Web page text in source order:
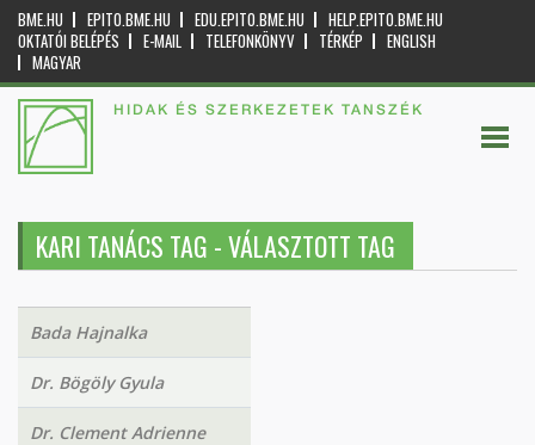
BME.HU EPITO.BME.HU EDU.EPITO.BME.HU
HELP.EPITO.BME.HU
OKTATÓI BELÉPÉS
E-MAIL TELEFONKÖNYV TÉRKÉP
ENGLISH
MAGYAR
HIDAK ÉS SZERKEZETEK TANSZÉK
KARI TANÁCS TAG - VÁLASZTOTT TAG
Bada Hajnalka
Dr. Bögöly Gyula
Dr. Clement Adrienne